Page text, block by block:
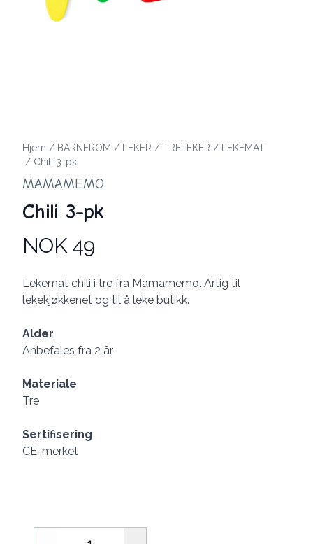
Hjem / BARNEROM / LEKER / TRELEKER /
LEKEMAT
/ Chili 3-pk
MAMAMEMO
Chili 3-pk
Produktdetaljer
NOK 49
Description
Lekemat chili i tre fra Mamamemo. Artig til
lekekjøkkenet og til å leke butikk.
Alder
Anbefales fra 2 år
Materiale
Tre
Sertifisering
CE-merket